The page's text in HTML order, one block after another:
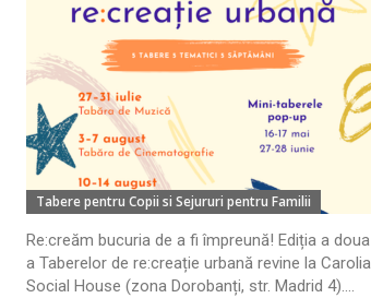
Tabere pentru Copii si Sejururi pentru Familii
Re:creăm bucuria de a fi împreună! Ediția a doua
a Taberelor de re:creație urbană revine la Carolia
Social House (zona Dorobanți, str. Madrid 4)....